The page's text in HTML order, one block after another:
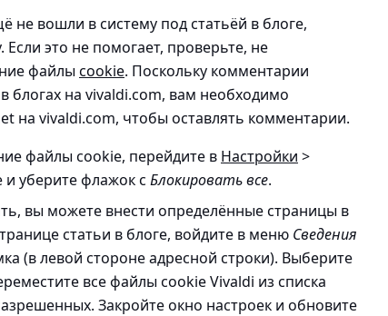
не вошли в систему под статьёй в блоге,
это не помогает, проверьте, не
файлы cookie. Поскольку комментарии
блогах на vivaldi.com, вам необходимо
на vivaldi.com, чтобы оставлять комментарии.
файлы cookie, перейдите в Настройки >
и уберите флажок с Блокировать все.
вы можете внести определённые страницы в
статьи в блоге, войдите в меню Сведения
(в левой стороне адресной строки). Выберите
все файлы cookie Vivaldi из списка
Закройте окно настроек и обновите